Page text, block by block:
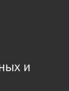
и